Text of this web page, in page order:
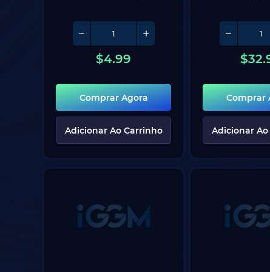
$4.99
Comprar Agora
Adicionar Ao Carrinho
$
Comprar
Adicionar